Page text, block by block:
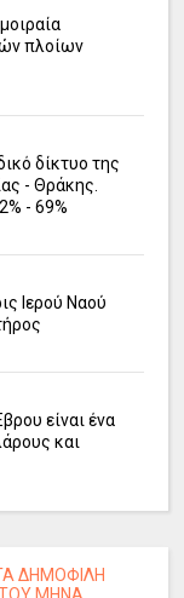
πλοίων
δίκτυο της
- Θράκης.
- 69%
Ιερού Ναού
είναι ένα
και
ΔΗΜΟΦΙΛΗ